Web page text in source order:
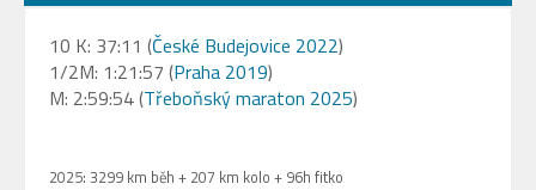
10 K: 37:11 (České Budejovice 2022)
1/2M: 1:21:57 (Praha 2019)
M: 2:59:54 (Třeboňský maraton 2025)
2025: 3299 km běh + 207 km kolo + 96h fitko